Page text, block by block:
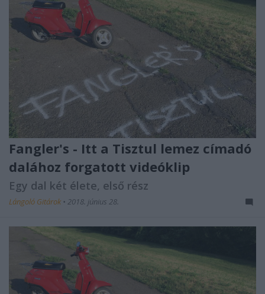
Fangler's - Itt a Tisztul lemez címadó
dalához forgatott videóklip
Egy dal két élete, első rész
Lángoló Gitárok • 2018. június 28.